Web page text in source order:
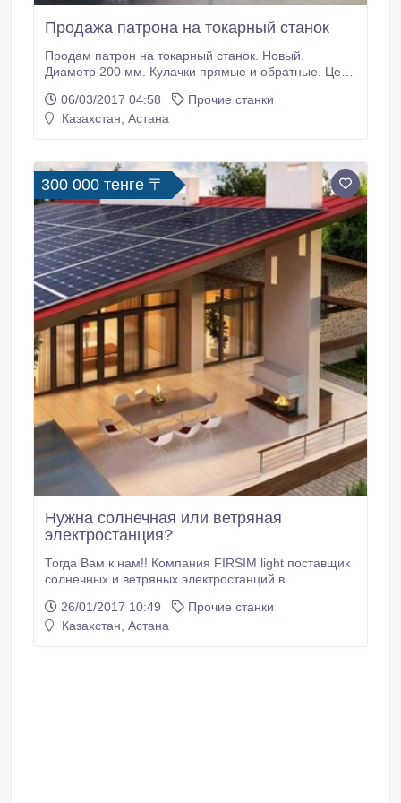
Продажа патрона на токарный станок
Продам патрон на токарный станок. Новый.
Диаметр 200 мм. Кулачки прямые и обратные. Цена
06/03/2017 04:58
Прочие станки
Казахстан, Астана
300 000 тенге 〒
Нужна солнечная или ветряная
электростанция?
Тогда Вам к нам!! Компания FIRSIM light поставщик
солнечных и ветряных электростанций в
высшем уровне и быстроту обработки вашей заявки.
В нашей команде лучшие специалисты своего дела.
26/01/2017 10:49
Прочие станки
Казахстан, Астана